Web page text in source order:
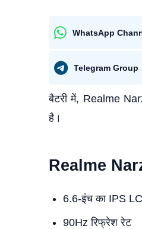
WhatsApp
Telegram Group
बैटरी में, Realme
है।
Realme
6.6-इंच का IPS
90Hz रिफ्रेश रेट